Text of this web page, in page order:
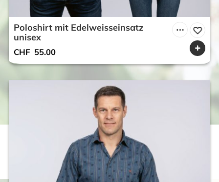
Poloshirt mit Edelweisseinsatz
unisex
CHF 55.00